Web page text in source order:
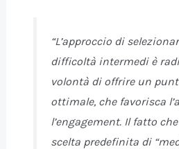
“L’approccio di
difficoltà intermedi è
volontà di offrire un
ottimale, che favorisca
l’engagement. Il fatto
scelta predefinita di